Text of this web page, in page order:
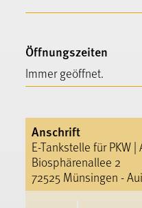
Öffnungszeiten
Immer geöffnet.
Anschrift
E-​Tankstelle für PKW
Biosphärenallee 2
72525 Münsingen -